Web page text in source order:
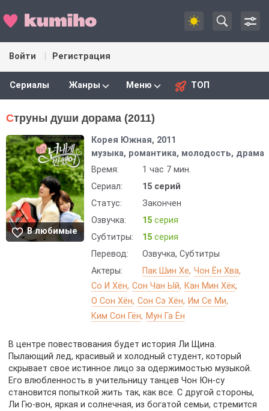
Войти Регистрация
Сериалы Жанры Меню ТОП
Струны души дорама (2011)
В любимые
Корея Южная, 2011
музыка, романтика, молодость, драма
Время:
1 час 7 мин.
Сериал:
15 серий
Статус:
Закончен
Озвучка:
15серия
Субтитры:
15серия
Перевод:
Озвучка, Субтитры
Актеры:
Пак Шин Хе Чон Ён Хва
Со И Хён Сон Чан Ый
Кан Мин Хёк
О Сон Хён Сон Сэ Хён
Им Се Ми
Ким Сон Гён
Мун Га Ён
В центре повествования будет история Ли Щина.
Пылающий лед, красивый и холодный студент, который
скрывает свое истинное лицо за одержимостью музыкой.
Его влюбленность в учительницу танцев Чон Юн-су
становится попыткой жить так, как все. С другой стороны,
Ли Гю-вон, яркая и солнечная, из богатой семьи, стремится